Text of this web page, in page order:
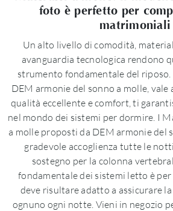
foto è perfetto per
matrimoniali
Un alto livello di comodità,
avanguardia tecnologica rendono
strumento fondamentale del
DEM armonie del sonno a molle,
qualità eccellente e comfort, ti
nel mondo dei sistemi per dormire. I
a molle proposti da DEM armonie del
gradevole accoglienza tutte le
sostegno per la colonna
fondamentale dei sistemi letto è
deve risultare adatto a assicurare
ognuno ogni notte. Vieni in negozio